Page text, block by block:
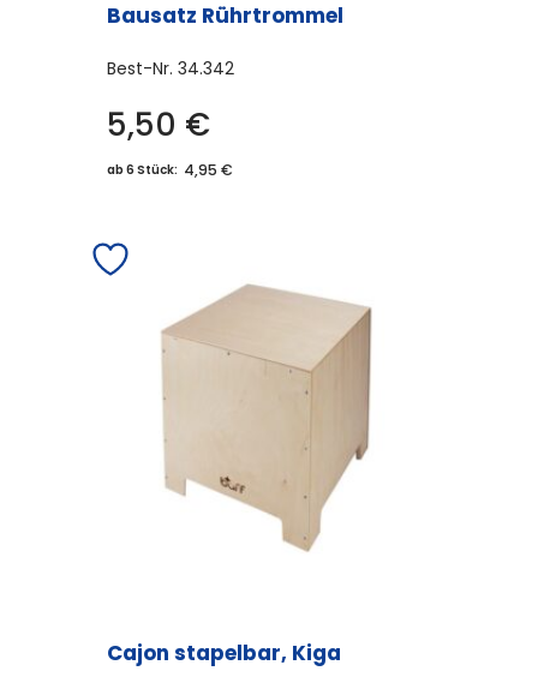
Bausatz Rührtrommel
Best-Nr. 34.342
5,50 €
ab 6 Stück: 4,95 €
Cajon stapelbar, Kiga